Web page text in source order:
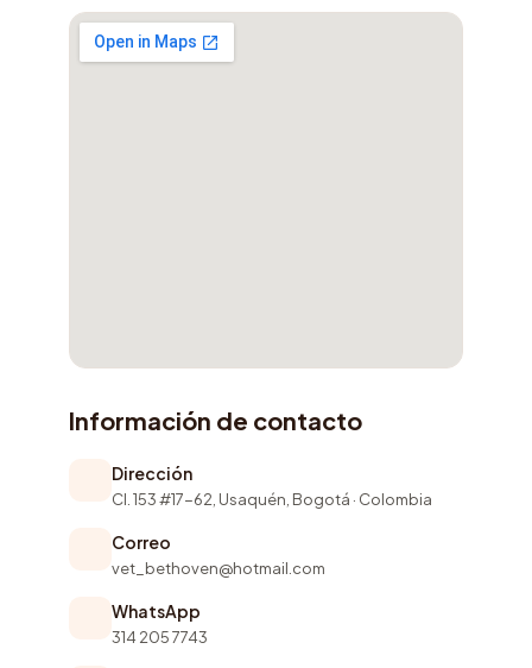
Información de contacto
Dirección
Cl. 153 #17-62, Usaquén, Bogotá · Colombia
Correo
vet_bethoven@hotmail.com
WhatsApp
314 205 7743